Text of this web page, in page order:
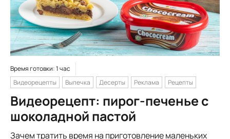
Время готовки: 1 час
Видеорецепты
Выпечка Десерты Реклама Рецепты
Видеорецепт: пирог-печенье с
шоколадной пастой
Зачем тратить время на приготовление маленьких